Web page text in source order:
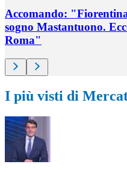
Accomando:
sogno Mastantuono.
Roma"
I più visti di